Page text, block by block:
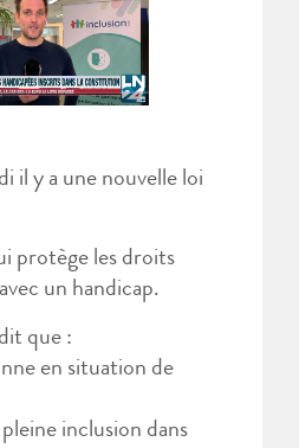
il y a une nouvelle loi
protège les droits
un handicap.
que :
en situation de
inclusion dans